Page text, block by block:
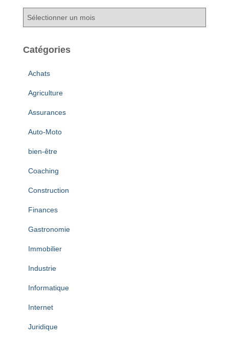
h
Catégories
Achats
Agriculture
Assurances
Auto-Moto
bien-être
Coaching
Construction
Finances
Gastronomie
Immobilier
Industrie
Informatique
Internet
Juridique